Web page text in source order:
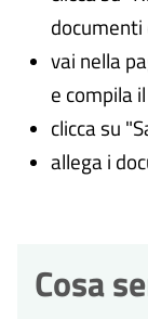
vai nella
e compila
clicca su
allega i
Cosa